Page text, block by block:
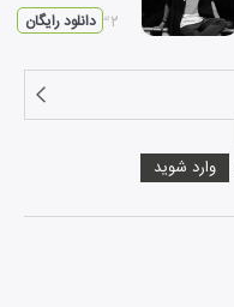
۰۳:۳۲دانلود رایگان
وارد شوید